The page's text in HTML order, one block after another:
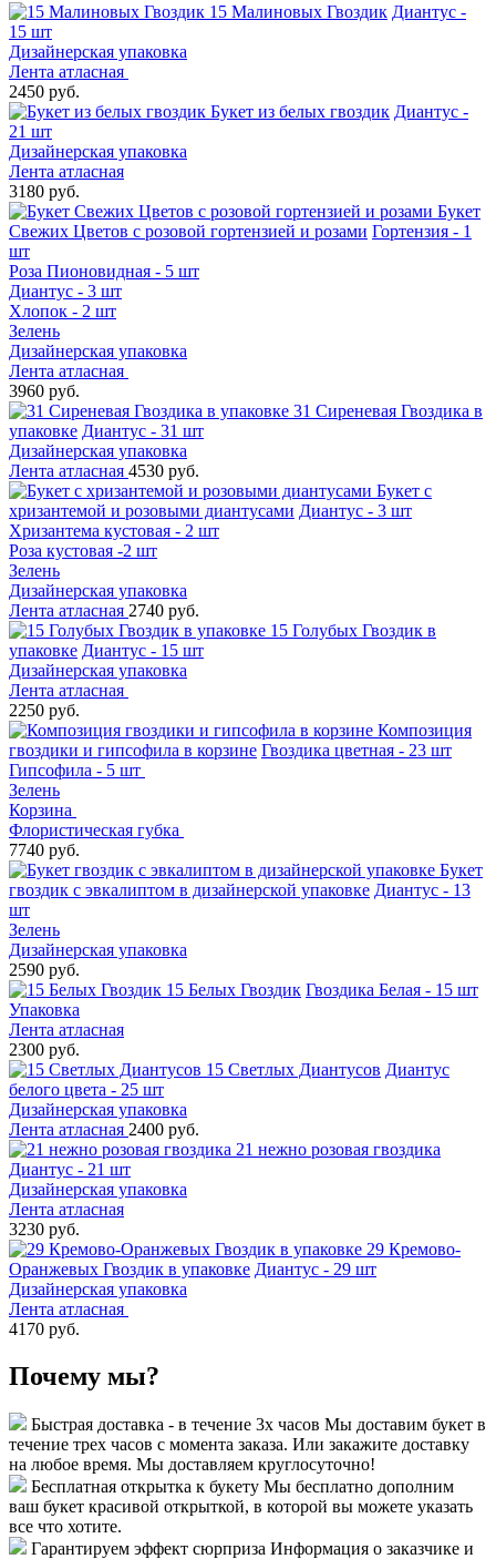
15 Малиновых Гвоздик Диантус -
15 шт
Дизайнерская упаковка
Лента атласная
2450 руб.
Букет из белых гвоздик Диантус -
21 шт
Дизайнерская упаковка
Лента атласная
3180 руб.
Букет
Свежих Цветов с розовой гортензией и розами Гортензия - 1
шт
Роза Пионовидная - 5 шт
Диантус - 3 шт
Хлопок - 2 шт
Зелень
Дизайнерская упаковка
Лента атласная
3960 руб.
31 Сиреневая Гвоздика в
упаковке Диантус - 31 шт
Дизайнерская упаковка
Лента атласная 4530 руб.
Букет с
хризантемой и розовыми диантусами Диантус - 3 шт
Хризантема кустовая - 2 шт
Роза кустовая -2 шт
Зелень
Дизайнерская упаковка
Лента атласная 2740 руб.
15 Голубых Гвоздик в
упаковке Диантус - 15 шт
Дизайнерская упаковка
Лента атласная
2250 руб.
Композиция
гвоздики и гипсофила в корзине Гвоздика цветная - 23 шт
Гипсофила - 5 шт
Зелень
Корзина
Флористическая губка
7740 руб.
Букет
гвоздик с эвкалиптом в дизайнерской упаковке Диантус - 13
шт
Зелень
Дизайнерская упаковка
2590 руб.
15 Белых Гвоздик Гвоздика Белая - 15 шт
Упаковка
Лента атласная
2300 руб.
15 Светлых Диантусов Диантус
белого цвета - 25 шт
Дизайнерская упаковка
Лента атласная 2400 руб.
21 нежно розовая гвоздика
Диантус - 21 шт
Дизайнерская упаковка
Лента атласная
3230 руб.
29 Кремово-
Оранжевых Гвоздик в упаковке Диантус - 29 шт
Дизайнерская упаковка
Лента атласная
4170 руб.
Почему мы?
Быстрая доставка - в течение 3х часов Мы доставим букет в
течение трех часов с момента заказа. Или закажите доставку
на любое время. Мы доставляем круглосуточно!
Бесплатная открытка к букету Мы бесплатно дополним
ваш букет красивой открыткой, в которой вы можете указать
все что хотите.
Гарантируем эффект сюрприза Информация о заказчике и